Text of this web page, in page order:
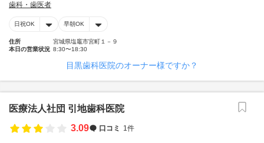
歯科・歯医者
日祝OK 早朝OK
住所
宮城県塩竈市宮町１－９
本日の営業状況 8:30〜18:30
目黒歯科医院のオーナー様ですか？
医療法人社団 引地歯科医院
3.09
口コミ 1件